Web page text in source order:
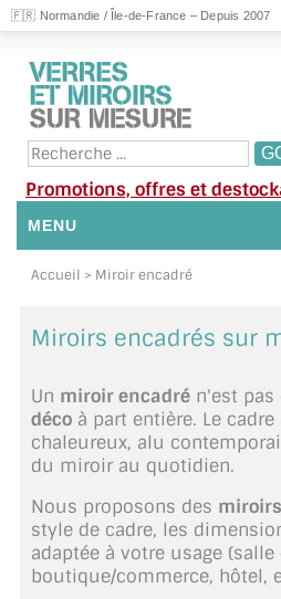
🇫🇷 Normandie / Île-de-France – Depuis 2007
Promotions, offres et
MENU
NOUS CONTACTER
SUIVI DE DEVIS
SUIVI DE COMMANDE
TOUS LES TARIFS AU M2
GUIDE : CHOIX PAR
Accueil > Miroir encadré
Miroirs encadrés sur
Un miroir encadré n'est
déco à part entière. Le
chaleureux, alu
du miroir au quotidien.
Nous proposons des
style de cadre, les
adaptée à votre usage
boutique/commerce, hôtel,